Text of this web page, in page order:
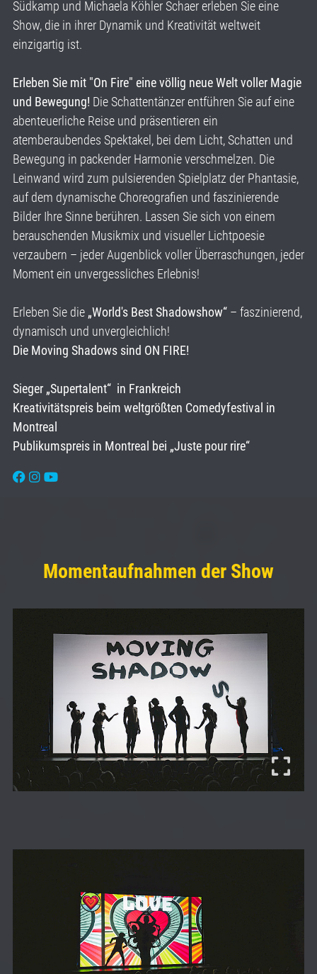
Südkamp und Michaela Köhler Schaer erleben Sie eine
Show, die in ihrer Dynamik und Kreativität weltweit
einzigartig ist.
Erleben Sie mit "On Fire" eine völlig neue Welt voller Magie
und Bewegung! Die Schattentänzer entführen Sie auf eine
abenteuerliche Reise und präsentieren ein
atemberaubendes Spektakel, bei dem Licht, Schatten und
Bewegung in packender Harmonie verschmelzen. Die
Leinwand wird zum pulsierenden Spielplatz der Phantasie,
auf dem dynamische Choreografien und faszinierende
Bilder Ihre Sinne berühren. Lassen Sie sich von einem
berauschenden Musikmix und visueller Lichtpoesie
verzaubern – jeder Augenblick voller Überraschungen, jeder
Moment ein unvergessliches Erlebnis!
Erleben Sie die „World's Best Shadowshow“ – faszinierend,
dynamisch und unvergleichlich!
Die Moving Shadows sind ON FIRE!
Sieger „Supertalent“ in Frankreich
Kreativitätspreis beim weltgrößten Comedyfestival in
Montreal
Publikumspreis in Montreal bei „Juste pour rire“
Momentaufnahmen der Show